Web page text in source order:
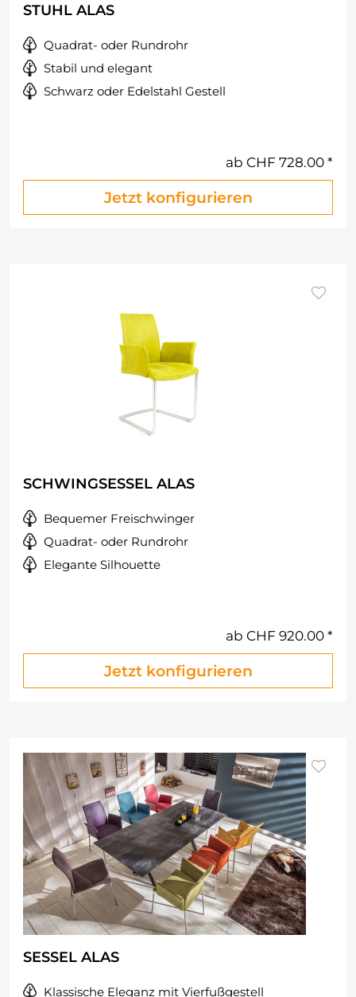
STUHL ALAS
Quadrat- oder Rundrohr
Stabil und elegant
Schwarz oder Edelstahl Gestell
ab CHF 728.00
Jetzt konfigurieren
SCHWINGSESSEL ALAS
Bequemer Freischwinger
Quadrat- oder Rundrohr
Elegante Silhouette
ab CHF 920.00
Jetzt konfigurieren
SESSEL ALAS
Klassische Eleganz mit Vierfußgestell